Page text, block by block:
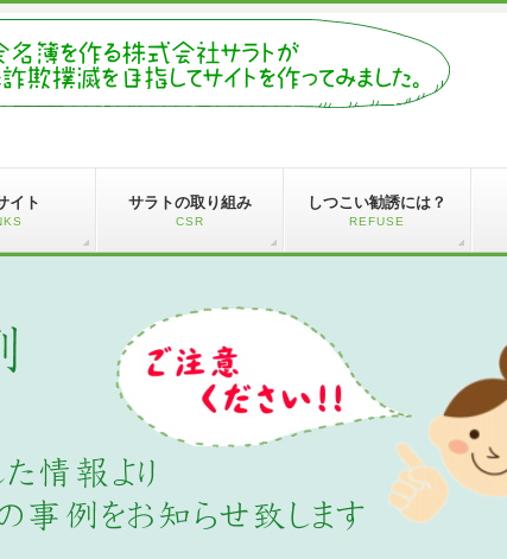
イト サラトの取り組み
CSR
しつこい勧誘には？
REFUSE